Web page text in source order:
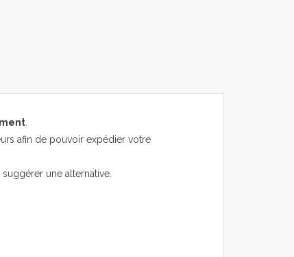
.
afin de pouvoir expédier votre
une alternative.